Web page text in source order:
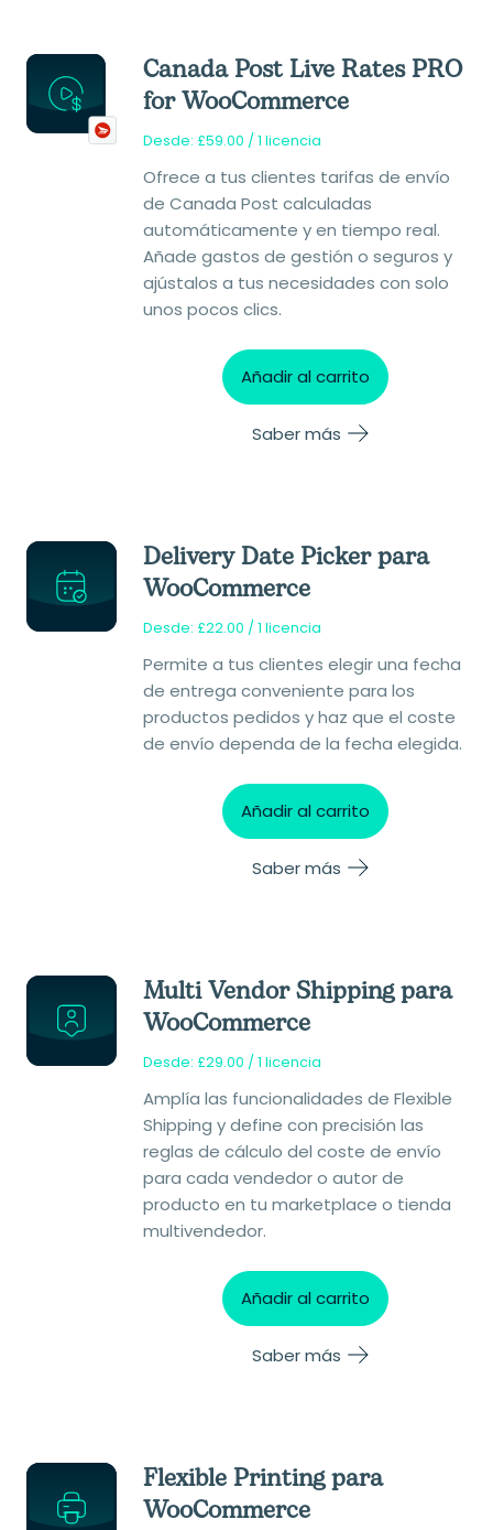
Canada Post Live Rates PRO
for WooCommerce
Desde: £59.00 / 1 licencia
Ofrece a tus clientes tarifas de envío
de Canada Post calculadas
automáticamente y en tiempo real.
Añade gastos de gestión o seguros y
ajústalos a tus necesidades con solo
unos pocos clics.
Añadir al carrito
Saber más
Delivery Date Picker para
WooCommerce
Desde: £22.00 / 1 licencia
Permite a tus clientes elegir una fecha
de entrega conveniente para los
productos pedidos y haz que el coste
de envío dependa de la fecha elegida.
Añadir al carrito
Saber más
Multi Vendor Shipping para
WooCommerce
Desde: £29.00 / 1 licencia
Amplía las funcionalidades de Flexible
Shipping y define con precisión las
reglas de cálculo del coste de envío
para cada vendedor o autor de
producto en tu marketplace o tienda
multivendedor.
Añadir al carrito
Saber más
Flexible Printing para
WooCommerce